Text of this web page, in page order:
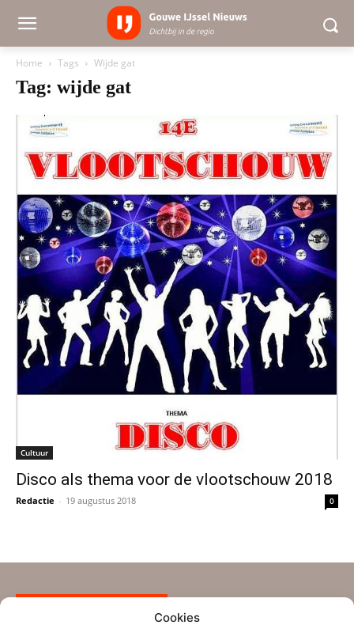
Cookies
Home Tags Wijde gat
Tag: wijde gat
Cultuur
Disco als thema voor de vlootschouw 2018
Redactie - 19 augustus 2018 0